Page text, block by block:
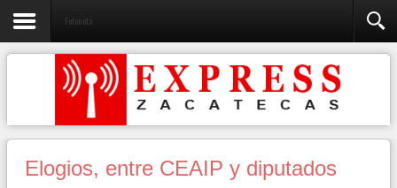
Fotonota
Elogios, entre CEAIP y diputados